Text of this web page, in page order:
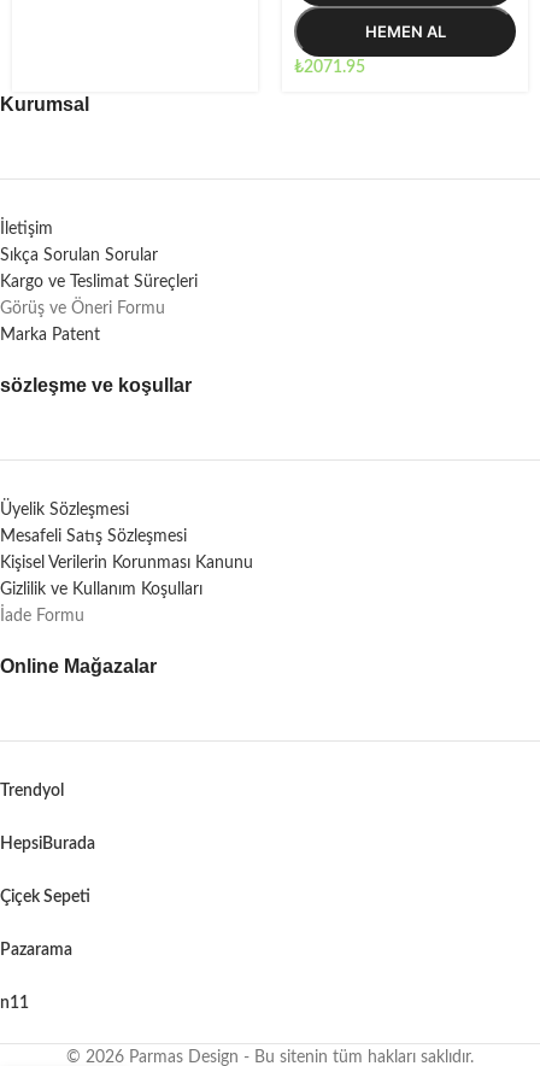
HEMEN AL
₺2071.95
Kurumsal
İletişim
Sıkça Sorulan Sorular
Kargo ve Teslimat Süreçleri
Görüş ve Öneri Formu
Marka Patent
sözleşme ve koşullar
Üyelik Sözleşmesi
Mesafeli Satış Sözleşmesi
Kişisel Verilerin Korunması Kanunu
Gizlilik ve Kullanım Koşulları
İade Formu
Online Mağazalar
Trendyol
HepsiBurada
Çiçek Sepeti
Pazarama
n11
© 2026 Parmas Design - Bu sitenin tüm hakları saklıdır.